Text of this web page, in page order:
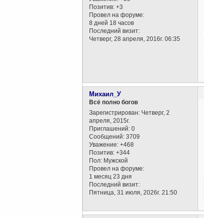
Позитив: +3
Провел на форуме:
8 дней 18 часов
Последний визит:
Четверг, 28 апреля, 2016г. 06:35
Михаил_У
Всё полно богов
Зарегистрирован: Четверг, 2
апреля, 2015г.
Приглашений: 0
Сообщений: 3709
Уважение: +468
Позитив: +344
Пол: Мужской
Провел на форуме:
1 месяц 23 дня
Последний визит:
Пятница, 31 июля, 2026г. 21:50